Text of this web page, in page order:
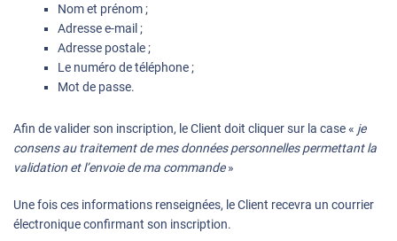
Nom et prénom ;
Adresse e-mail ;
Adresse postale ;
Le numéro de téléphone ;
Mot de passe.
Afin de valider son inscription, le Client doit cliquer sur la case « je
consens au traitement de mes données personnelles permettant la
validation et l’envoie de ma commande»
Une fois ces informations renseignées, le Client recevra un courrier
électronique confirmant son inscription.